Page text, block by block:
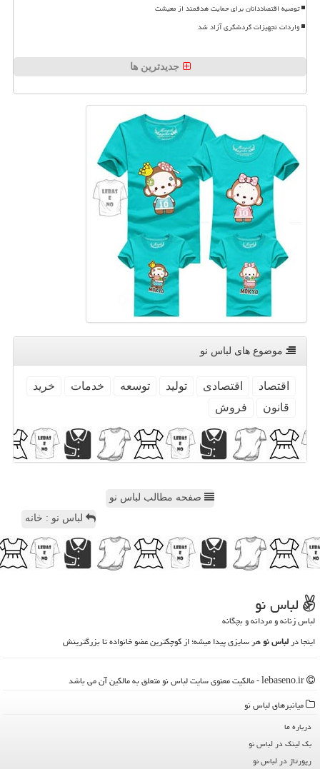
توصیه اقتصاددانان برای حمایت هدفمند از معیشت
واردات تجهیزات گردشگری آزاد شد
جدیدترین ها
موضوع های لباس نو
اقتصاد اقتصادی تولید توسعه خدمات
خرید
قانون
فروش
صفحه مطالب لباس نو
لباس نو : خانه
لباس نو
لباس زنانه و مردانه و بچگانه
اینجا درلباس نوهر سایزی پیدا میشه؛ از کوچکترین عضو خانواده تا بزرگترینش
میانبرهای لباس نو
درباره ما
بک لینک در لباس نو
رپورتاژ در لباس نو